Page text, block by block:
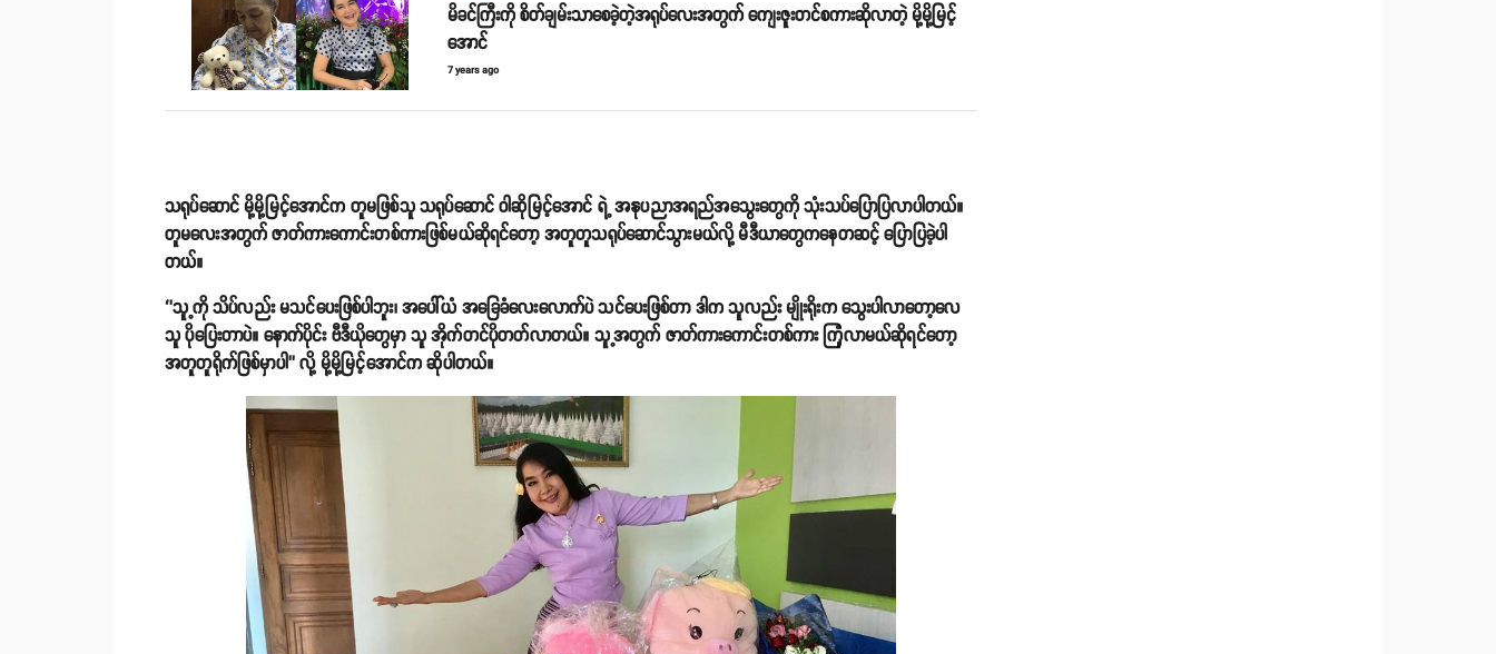
မိခင်ကြီးကို စိတ်ချမ်းသာစေခဲ့တဲ့အရုပ်လေးအတွက် ကျေးဇူးတင်စကားဆိုလာတဲ့ မို့မို့မြင့်
အောင်
7 years ago
သရုပ်ဆောင် မို့မို့မြင့်အောင်က တူမဖြစ်သူ သရုပ်ဆောင် ဝါဆိုမြင့်အောင် ရဲ့ အနုပညာအရည်အသွေးတွေကို သုံးသပ်ပြောပြလာပါတယ်။
တူမလေးအတွက် ဇာတ်ကားကောင်းတစ်ကားဖြစ်မယ်ဆိုရင်တော့ အတူတူသရုပ်ဆောင်သွားမယ်လို့ မီဒီယာတွေကနေတဆင့် ပြောပြခဲ့ပါ
တယ်။
‘’သူ့ကို သိပ်လည်း မသင်ပေးဖြစ်ပါဘူး၊ အပေါ်ယံ အခြေခံလေးလောက်ပဲ သင်ပေးဖြစ်တာ ဒါက သူလည်း မျိုးရိုးက သွေးပါလာတော့လေ
သူ ပိုပြေးတာပဲ။ နောက်ပိုင်း ဗီဒီယိုတွေမှာ သူ အိုက်တင်ပိုတတ်လာတယ်။ သူ့အတွက် ဇာတ်ကားကောင်းတစ်ကား ကြုံလာမယ်ဆိုရင်တော့
အတူတူရိုက်ဖြစ်မှာပါ’’ လို့ မို့မို့မြင့်အောင်က ဆိုပါတယ်။